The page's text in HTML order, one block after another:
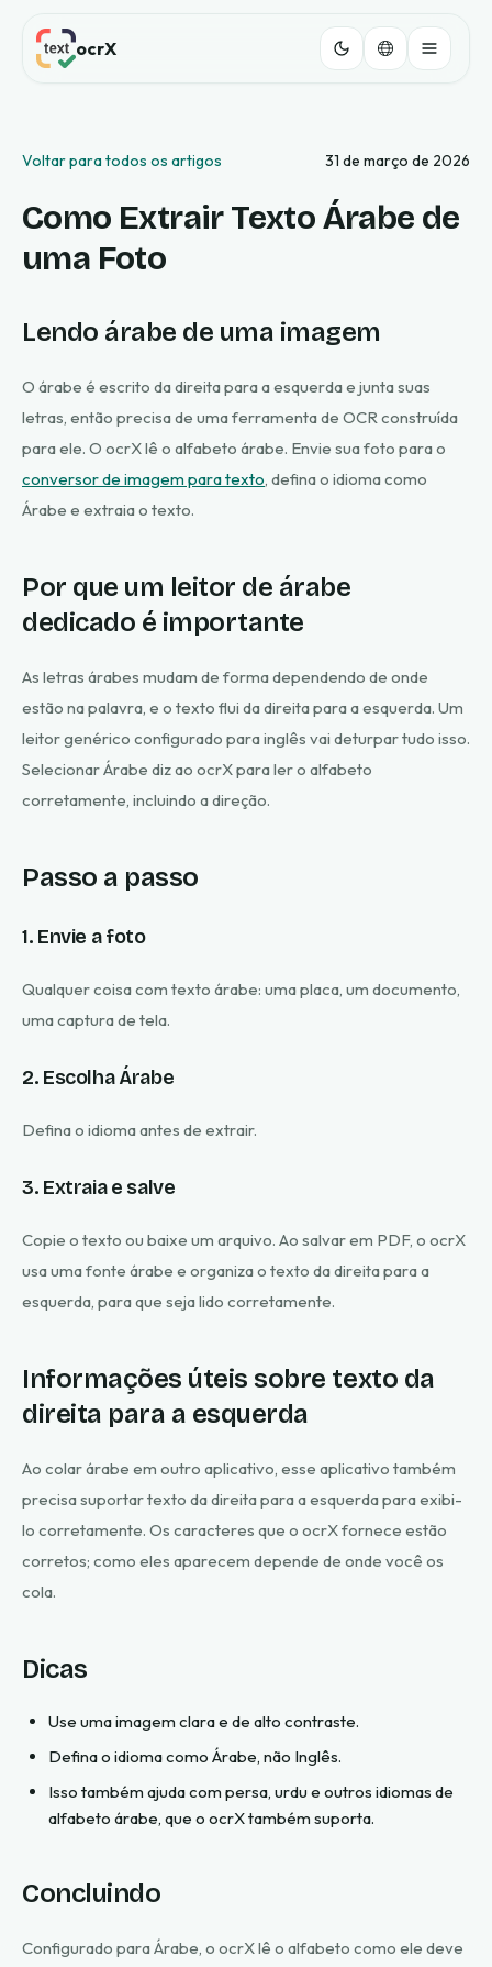
ocrX
Voltar para todos os artigos 31 de março de 2026
Como Extrair Texto Árabe de
uma Foto
Lendo árabe de uma imagem
O árabe é escrito da direita para a esquerda e junta suas
letras, então precisa de uma ferramenta de OCR construída
para ele. O ocrX lê o alfabeto árabe. Envie sua foto para o
conversor de imagem para texto, defina o idioma como
Árabe e extraia o texto.
Por que um leitor de árabe
dedicado é importante
As letras árabes mudam de forma dependendo de onde
estão na palavra, e o texto flui da direita para a esquerda. Um
leitor genérico configurado para inglês vai deturpar tudo isso.
Selecionar Árabe diz ao ocrX para ler o alfabeto
corretamente, incluindo a direção.
Passo a passo
1. Envie a foto
Qualquer coisa com texto árabe: uma placa, um documento,
uma captura de tela.
2. Escolha Árabe
Defina o idioma antes de extrair.
3. Extraia e salve
Copie o texto ou baixe um arquivo. Ao salvar em PDF, o ocrX
usa uma fonte árabe e organiza o texto da direita para a
esquerda, para que seja lido corretamente.
Informações úteis sobre texto da
direita para a esquerda
Ao colar árabe em outro aplicativo, esse aplicativo também
precisa suportar texto da direita para a esquerda para exibi-
lo corretamente. Os caracteres que o ocrX fornece estão
corretos; como eles aparecem depende de onde você os
cola.
Dicas
Use uma imagem clara e de alto contraste.
Defina o idioma como Árabe, não Inglês.
Isso também ajuda com persa, urdu e outros idiomas de
alfabeto árabe, que o ocrX também suporta.
Concluindo
Configurado para Árabe, o ocrX lê o alfabeto como ele deve